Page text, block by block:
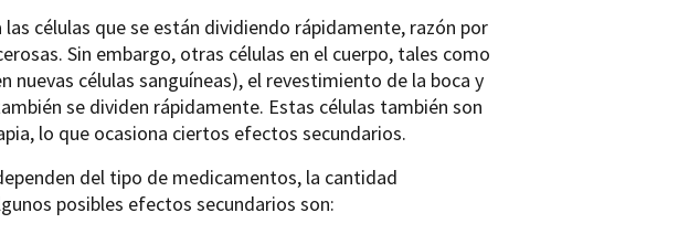
células que se están dividiendo rápidamente, razón por
Sin embargo, otras células en el cuerpo, tales como
nuevas células sanguíneas), el revestimiento de la boca y
se dividen rápidamente. Estas células también son
lo que ocasiona ciertos efectos secundarios.
del tipo de medicamentos, la cantidad
posibles efectos secundarios son: